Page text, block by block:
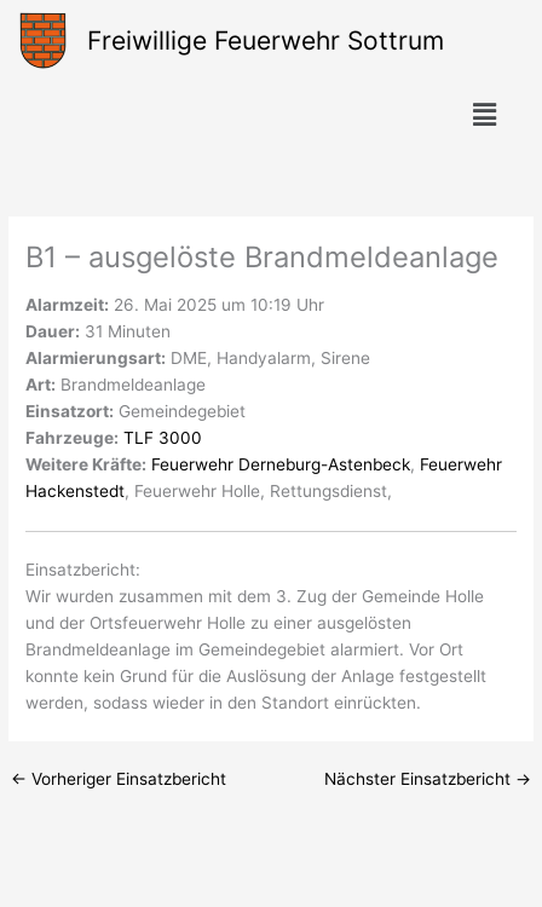
Zum
Inhalt
springen
Freiwillige Feuerwehr Sottrum
Menü
B1 – ausgelöste Brandmeldeanlage
Alarmzeit: 26. Mai 2025 um 10:19 Uhr
Dauer: 31 Minuten
Alarmierungsart: DME, Handyalarm, Sirene
Art: Brandmeldeanlage
Einsatzort: Gemeindegebiet
Fahrzeuge: TLF 3000
Weitere Kräfte: Feuerwehr Derneburg-Astenbeck, Feuerwehr
Hackenstedt, Feuerwehr Holle, Rettungsdienst,
Einsatzbericht:
Wir wurden zusammen mit dem 3. Zug der Gemeinde Holle
und der Ortsfeuerwehr Holle zu einer ausgelösten
Brandmeldeanlage im Gemeindegebiet alarmiert. Vor Ort
konnte kein Grund für die Auslösung der Anlage festgestellt
werden, sodass wieder in den Standort einrückten.
← Vorheriger Einsatzbericht Nächster Einsatzbericht →